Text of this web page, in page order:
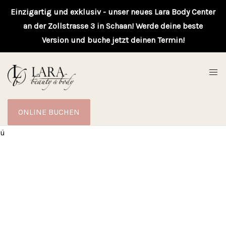
Einzigartig und exklusiv - unser neues Lara Body Center
an der Zollstrasse 3 in Schaan! Werde deine beste
Version und buche jetzt deinen Termin!
ONLINE BUCHEN
ü